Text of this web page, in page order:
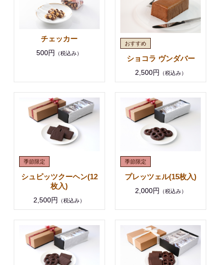
チェッカー
500円 （税込み）
ショコラ ヴンダバー
2,500円 （税込み）
シュピッツクーヘン(12
枚入)
2,500円 （税込み）
プレッツェル(15枚入)
2,000円 （税込み）